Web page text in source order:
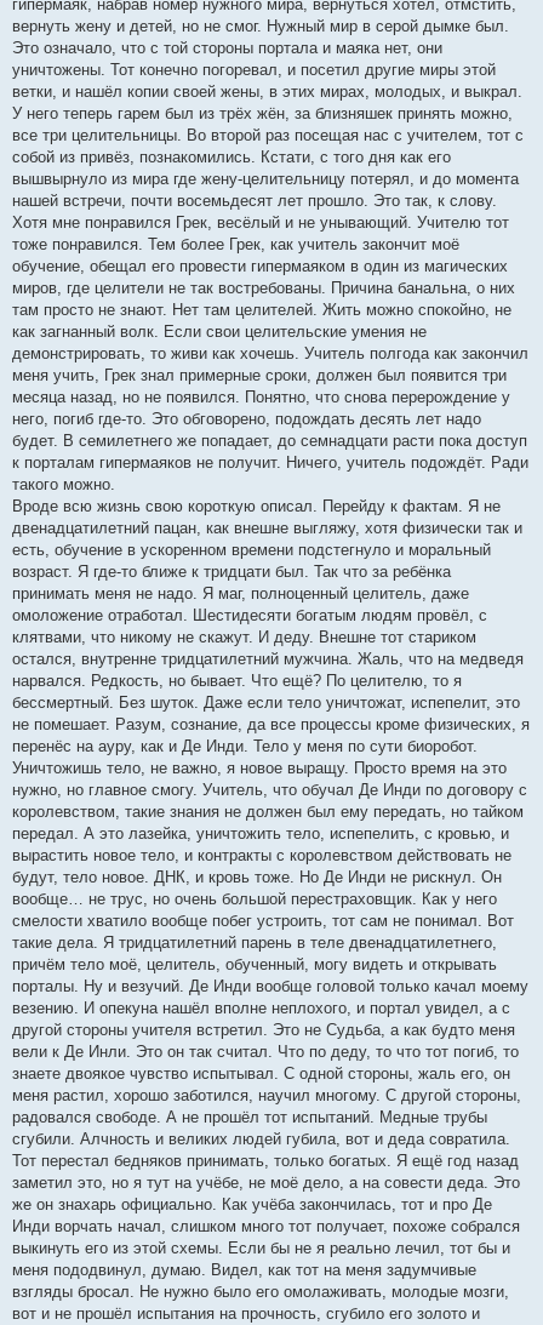
гипермаяк, набрав номер нужного мира, вернуться хотел, отмстить,
вернуть жену и детей, но не смог. Нужный мир в серой дымке был.
Это означало, что с той стороны портала и маяка нет, они
уничтожены. Тот конечно погоревал, и посетил другие миры этой
ветки, и нашёл копии своей жены, в этих мирах, молодых, и выкрал.
У него теперь гарем был из трёх жён, за близняшек принять можно,
все три целительницы. Во второй раз посещая нас с учителем, тот с
собой из привёз, познакомились. Кстати, с того дня как его
вышвырнуло из мира где жену-целительницу потерял, и до момента
нашей встречи, почти восемьдесят лет прошло. Это так, к слову.
Хотя мне понравился Грек, весёлый и не унывающий. Учителю тот
тоже понравился. Тем более Грек, как учитель закончит моё
обучение, обещал его провести гипермаяком в один из магических
миров, где целители не так востребованы. Причина банальна, о них
там просто не знают. Нет там целителей. Жить можно спокойно, не
как загнанный волк. Если свои целительские умения не
демонстрировать, то живи как хочешь. Учитель полгода как закончил
меня учить, Грек знал примерные сроки, должен был появится три
месяца назад, но не появился. Понятно, что снова перерождение у
него, погиб где-то. Это обговорено, подождать десять лет надо
будет. В семилетнего же попадает, до семнадцати расти пока доступ
к порталам гипермаяков не получит. Ничего, учитель подождёт. Ради
такого можно.
Вроде всю жизнь свою короткую описал. Перейду к фактам. Я не
двенадцатилетний пацан, как внешне выгляжу, хотя физически так и
есть, обучение в ускоренном времени подстегнуло и моральный
возраст. Я где-то ближе к тридцати был. Так что за ребёнка
принимать меня не надо. Я маг, полноценный целитель, даже
омоложение отработал. Шестидесяти богатым людям провёл, с
клятвами, что никому не скажут. И деду. Внешне тот стариком
остался, внутренне тридцатилетний мужчина. Жаль, что на медведя
нарвался. Редкость, но бывает. Что ещё? По целителю, то я
бессмертный. Без шуток. Даже если тело уничтожат, испепелит, это
не помешает. Разум, сознание, да все процессы кроме физических, я
перенёс на ауру, как и Де Инди. Тело у меня по сути биоробот.
Уничтожишь тело, не важно, я новое выращу. Просто время на это
нужно, но главное смогу. Учитель, что обучал Де Инди по договору с
королевством, такие знания не должен был ему передать, но тайком
передал. А это лазейка, уничтожить тело, испепелить, с кровью, и
вырастить новое тело, и контракты с королевством действовать не
будут, тело новое. ДНК, и кровь тоже. Но Де Инди не рискнул. Он
вообще… не трус, но очень большой перестраховщик. Как у него
смелости хватило вообще побег устроить, тот сам не понимал. Вот
такие дела. Я тридцатилетний парень в теле двенадцатилетнего,
причём тело моё, целитель, обученный, могу видеть и открывать
порталы. Ну и везучий. Де Инди вообще головой только качал моему
везению. И опекуна нашёл вполне неплохого, и портал увидел, а с
другой стороны учителя встретил. Это не Судьба, а как будто меня
вели к Де Инли. Это он так считал. Что по деду, то что тот погиб, то
знаете двоякое чувство испытывал. С одной стороны, жаль его, он
меня растил, хорошо заботился, научил многому. С другой стороны,
радовался свободе. А не прошёл тот испытаний. Медные трубы
сгубили. Алчность и великих людей губила, вот и деда совратила.
Тот перестал бедняков принимать, только богатых. Я ещё год назад
заметил это, но я тут на учёбе, не моё дело, а на совести деда. Это
же он знахарь официально. Как учёба закончилась, тот и про Де
Инди ворчать начал, слишком много тот получает, похоже собрался
выкинуть его из этой схемы. Если бы не я реально лечил, тот бы и
меня пододвинул, думаю. Видел, как тот на меня задумчивые
взгляды бросал. Не нужно было его омолаживать, молодые мозги,
вот и не прошёл испытания на прочность, сгубило его золото и